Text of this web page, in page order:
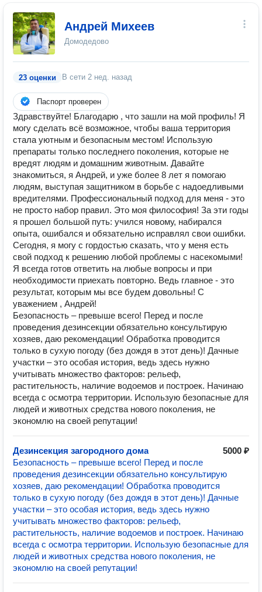
Андрей Михеев
Домодедово
23 оценки В сети 2 нед. назад
Паспорт проверен
Здравствуйте! Благодарю , что зашли на мой профиль! Я
могу сделать всё возможное, чтобы ваша территория
стала уютным и безопасным местом! Использую
препараты только последнего поколения, которые не
вредят людям и домашним животным. Давайте
знакомиться, я Андрей, и уже более 8 лет я помогаю
людям, выступая защитником в борьбе с надоедливыми
вредителями. Профессиональный подход для меня - это
не просто набор правил. Это моя философия! За эти годы
я прошел большой путь: учился новому, набирался
опыта, ошибался и обязательно исправлял свои ошибки.
Сегодня, я могу с гордостью сказать, что у меня есть
свой подход к решению любой проблемы с насекомыми!
Я всегда готов ответить на любые вопросы и при
необходимости приехать повторно. Ведь главное - это
результат, которым мы все будем довольны! С
уважением , Андрей!
Безопасность – превыше всего! Перед и после
проведения дезинсекции обязательно консультирую
хозяев, даю рекомендации! Обработка проводится
только в сухую погоду (без дождя в этот день)! Дачные
участки – это особая история, ведь здесь нужно
учитывать множество факторов: рельеф,
растительность, наличие водоемов и построек. Начинаю
всегда с осмотра территории. Использую безопасные для
людей и животных средства нового поколения, не
экономлю на своей репутации!
Дезинсекция загородного дома
5000 ₽
Безопасность – превыше всего! Перед и после
проведения дезинсекции обязательно консультирую
хозяев, даю рекомендации! Обработка проводится
только в сухую погоду (без дождя в этот день)! Дачные
участки – это особая история, ведь здесь нужно
учитывать множество факторов: рельеф,
растительность, наличие водоемов и построек. Начинаю
всегда с осмотра территории. Использую безопасные для
людей и животных средства нового поколения, не
экономлю на своей репутации!